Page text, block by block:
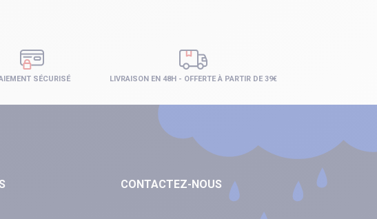
LIVRAISON EN 48H - OFFERTE À PARTIR DE 39€
SÉCURISÉ
CONTACTEZ-NOUS